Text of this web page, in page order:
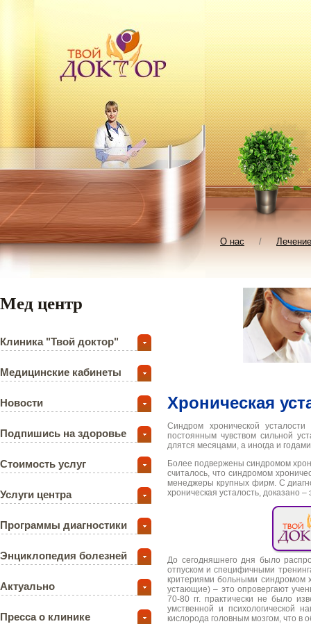
О нас / Лечение
Хроническая
Синдром хронической
постоянным чувством сильной
длятся месяцами, а иногда и
Более подвержены синдромом
считалось, что синдромом
менеджеры крупных фирм. С
хроническая усталость, доказано
До сегодняшнего дня было
отпуском и специфичными
критериями больными синдромом
устающие) – это опровергают
70-80 гг. практически не было
умственной и психологической
кислорода головным мозгом, что в
Мед центр
Клиника "Твой доктор"
Медицинские кабинеты
Новости
Подпишись на здоровье
Стоимость услуг
Услуги центра
Программы диагностики
Энциклопедия болезней
Актуально
Пресса о клинике